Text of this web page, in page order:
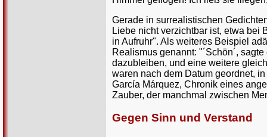
Gerade in surrealistischen
Liebe nicht verzichtbar ist, etwa bei
in Aufruhr". Als weiteres Beispiel
Realismus genannt: "´Schön´,
dazubleiben, und eine weitere
waren nach dem Datum geordnet,
García Márquez, Chronik eines
Zauber, der manchmal zwischen
Gegen Sinn und Verstand